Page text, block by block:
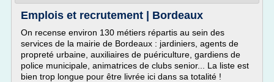
Emplois et recrutement | Bordeaux
On recense environ 130 métiers répartis au sein des
services de la mairie de Bordeaux : jardiniers, agents de
propreté urbaine, auxiliaires de puériculture, gardiens de
police municipale, animatrices de clubs senior... La liste est
bien trop longue pour être livrée ici dans sa totalité !